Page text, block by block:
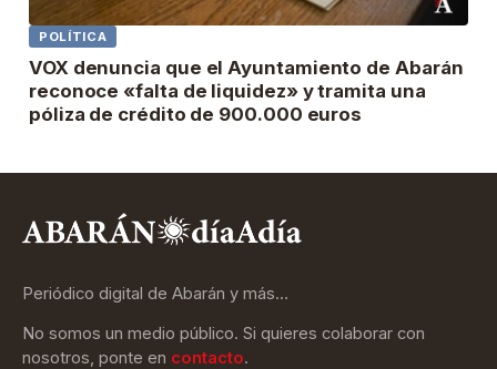
POLÍTICA
VOX denuncia que el Ayuntamiento de Abarán
reconoce «falta de liquidez» y tramita una
póliza de crédito de 900.000 euros
Periódico digital de Abarán y más…
No somos un medio público. Si quieres colaborar con
nosotros, ponte en contacto.